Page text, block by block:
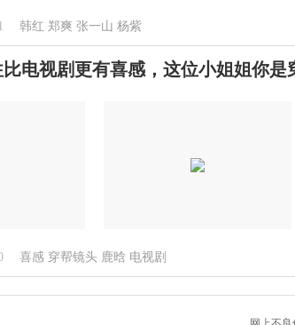
韩红 郑爽 张一山 杨紫
电视剧更有喜感，这位小姐姐你是
喜感 穿帮镜头 鹿晗 电视剧